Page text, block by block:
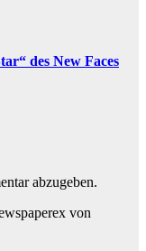
des New Faces
abzugeben.
von